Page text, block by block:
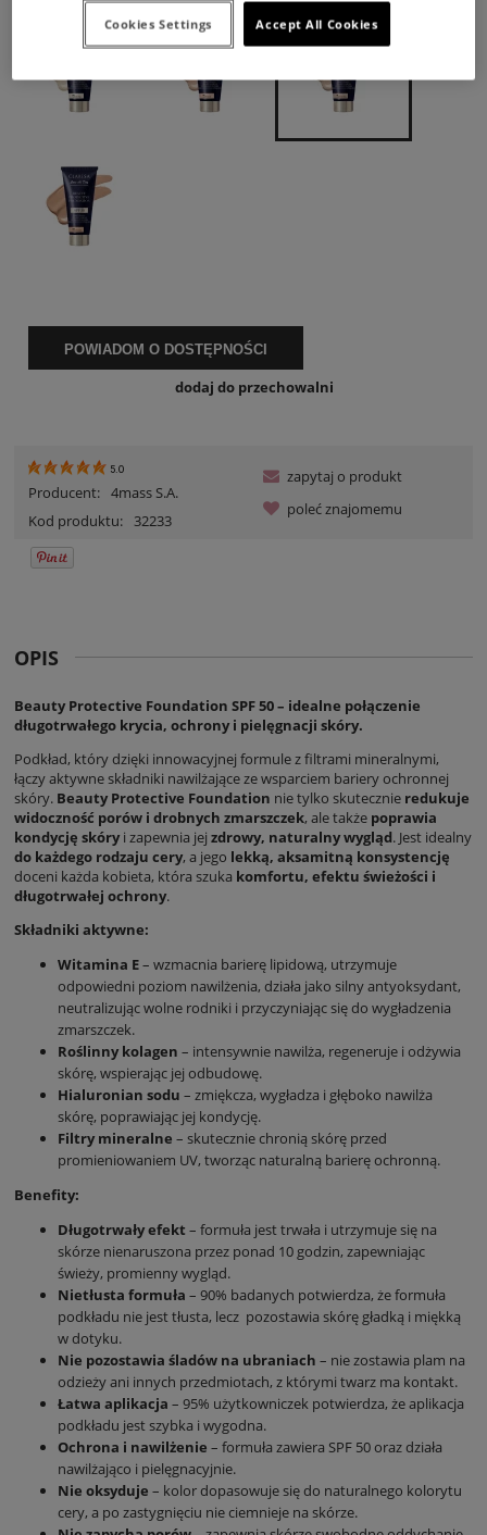
POWIADOM O DOSTĘPNOŚCI
dodaj do przechowalni
5.0
Producent: 4mass S.A.
Kod produktu: 32233
zapytaj o produkt
poleć znajomemu
OPIS
Beauty Protective Foundation SPF 50 – idealne połączenie
długotrwałego krycia, ochrony i pielęgnacji skóry.
Podkład, który dzięki innowacyjnej formule z filtrami mineralnymi,
łączy aktywne składniki nawilżające ze wsparciem bariery ochronnej
skóry. Beauty Protective Foundation nie tylko skutecznie redukuje
widoczność porów i drobnych zmarszczek, ale także poprawia
kondycję skóry i zapewnia jej zdrowy, naturalny wygląd. Jest idealny
do każdego rodzaju cery, a jego lekką, aksamitną konsystencję
doceni każda kobieta, która szuka komfortu, efektu świeżości i
długotrwałej ochrony.
Składniki aktywne:
Witamina E– wzmacnia barierę lipidową, utrzymuje
odpowiedni poziom nawilżenia, działa jako silny antyoksydant,
neutralizując wolne rodniki i przyczyniając się do wygładzenia
zmarszczek.
Roślinny kolagen – intensywnie nawilża, regeneruje i odżywia
skórę, wspierając jej odbudowę.
Hialuronian sodu – zmiękcza, wygładza i głęboko nawilża
skórę, poprawiając jej kondycję.
Filtry mineralne – skutecznie chronią skórę przed
promieniowaniem UV, tworząc naturalną barierę ochronną.
Benefity:
Długotrwały efekt – formuła jest trwała i utrzymuje się na
skórze nienaruszona przez ponad 10 godzin, zapewniając
świeży, promienny wygląd.
Nietłusta formuła – 90% badanych potwierdza, że formuła
podkładu nie jest tłusta, lecz pozostawia skórę gładką i miękką
w dotyku.
Nie pozostawia śladów na ubraniach – nie zostawia plam na
odzieży ani innych przedmiotach, z którymi twarz ma kontakt.
Łatwa aplikacja – 95% użytkowniczek potwierdza, że aplikacja
podkładu jest szybka i wygodna.
Ochrona i nawilżenie – formuła zawiera SPF 50 oraz działa
nawilżająco i pielęgnacyjnie.
Nie oksyduje – kolor dopasowuje się do naturalnego kolorytu
cery, a po zastygnięciu nie ciemnieje na skórze.
Accept All Cookies
Cookies Settings